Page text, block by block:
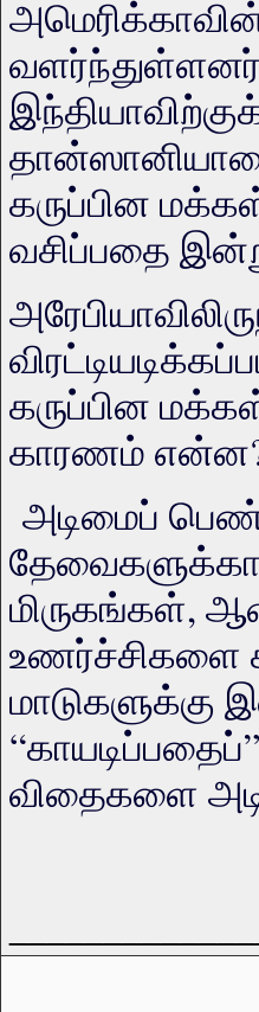
கருப்பின
வசிப்பதை
கருப்பின
காரணம்
அடிமைப்
மிருகங்கள்,
உணர்ச்சிகளை
மாடுகளுக்கு
விதைகளை